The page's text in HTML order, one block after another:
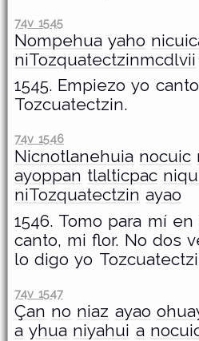
74v 1545
Nompehua yaho
niTozquatectzinmcdlvii
1545. Empiezo yo
Tozcuatectzin.
74v 1546
Nicnotlanehuia nocuic
ayoppan tlalticpac
niTozquatectzin ayao
1546. Tomo para mí
canto, mi flor. No dos
lo digo yo
74v 1547
Çan no niaz ayao
a yhua niyahui a